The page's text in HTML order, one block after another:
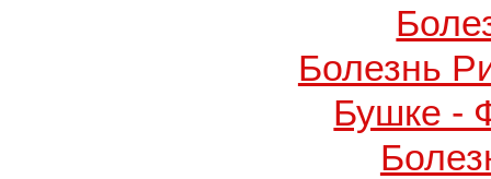
Болезнь
Бушке -